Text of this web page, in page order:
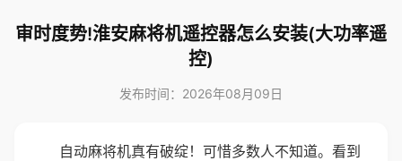
审时度势!淮安麻将机遥控器怎么安装(大功率遥
控)
发布时间：2026年08月09日
自动麻将机真有破绽！可惜多数人不知道。看到